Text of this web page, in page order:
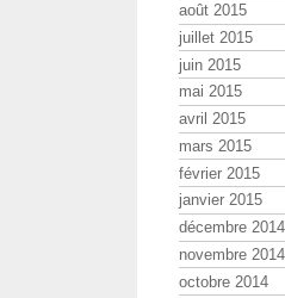
août 2015
juillet 2015
juin 2015
mai 2015
avril 2015
mars 2015
février 2015
janvier 2015
décembre 2014
novembre 2014
octobre 2014